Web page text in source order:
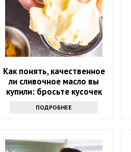
Как понять, качественное
ли сливочное масло вы
купили: бросьте кусочек
ПОДРОБНЕЕ